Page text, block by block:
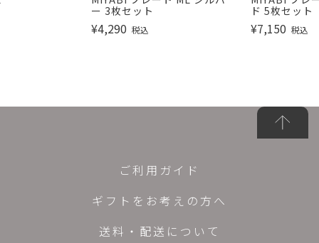
ー 3枚セット
¥4,290 税込
ド 5枚セット
¥7,150 税込
ご利用ガイド
ギフトをお考えの方へ
送料・配送について